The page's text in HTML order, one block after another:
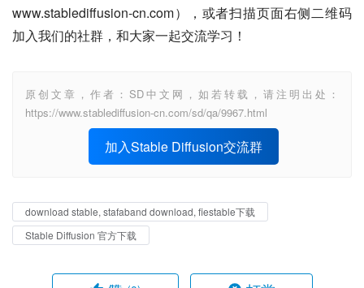
www.stablediffusion-cn.com），或者扫描页面右侧二维码
加入我们的社群，和大家一起交流学习！
原创文章，作者：SD中文网，如若转载，请注明出处：
https://www.stablediffusion-cn.com/sd/qa/9967.html
加入Stable Diffusion交流群
download stable, stafaband download, fiestable下载
Stable Diffusion 官方下载